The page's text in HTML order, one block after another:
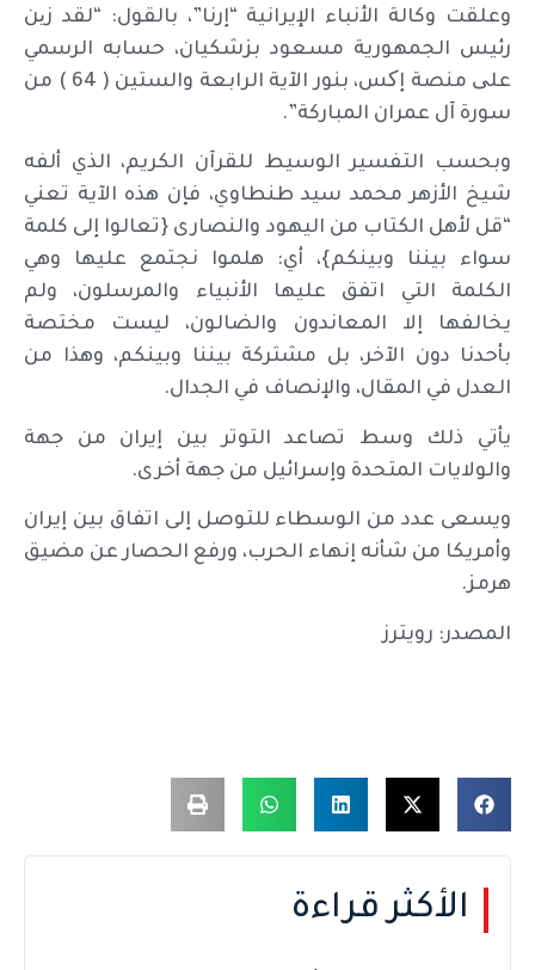
وعلقت وكالة الأنباء الإيرانية “إرنا”، بالقول: “لقد زین
رئيس الجمهورية مسعود بزشكيان، حسابه الرسمي
علی منصة إکس، بنور الآية الرابعة والستين ( 64 ) من
سورة آل عمران المباركة”.
وبحسب التفسير الوسيط للقرآن الكريم، الذي ألفه
شيخ الأزهر محمد سيد طنطاوي، فإن هذه الآية تعني
“قل لأهل الكتاب من اليهود والنصارى {تعالوا إلى كلمة
سواء بيننا وبينكم}، أي: هلموا نجتمع عليها وهي
الكلمة التي اتفق عليها الأنبياء والمرسلون، ولم
يخالفها إلا المعاندون والضالون، ليست مختصة
بأحدنا دون الآخر، بل مشتركة بيننا وبينكم، وهذا من
العدل في المقال، والإنصاف في الجدال.
يأتي ذلك وسط تصاعد التوتر بين إيران من جهة
والولايات المتحدة وإسرائيل من جهة أخرى.
ويسعى عدد من الوسطاء للتوصل إلى اتفاق بين إيران
وأمريكا من شأنه إنهاء الحرب، ورفع الحصار عن مضيق
هرمز.
المصدر: رويترز
الأكثر قراءة